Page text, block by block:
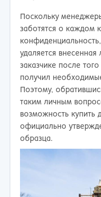
Поскольку
заботятся о каждом
удаляется
заказчике после
получил
Поэтому,
таким личным
возможность купить
официально
образца.